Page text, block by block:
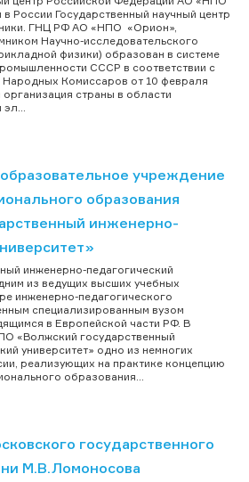
России Государственный научный центр
ГНЦ РФ АО «НПО «Орион»,
Научно-исследовательского
физики) образован в системе
СССР в соответствии с
Народных Комиссаров от 10 февраля
страны в области
учреждение
образования
инженерно-
инженерно-педагогический
из ведущих высших учебных
инженерно-педагогического
специализированным вузом
в Европейской части РФ. В
«Волжский государственный
университет» одно из немногих
реализующих на практике концепцию
образования...
государственного
М.В.Ломоносова